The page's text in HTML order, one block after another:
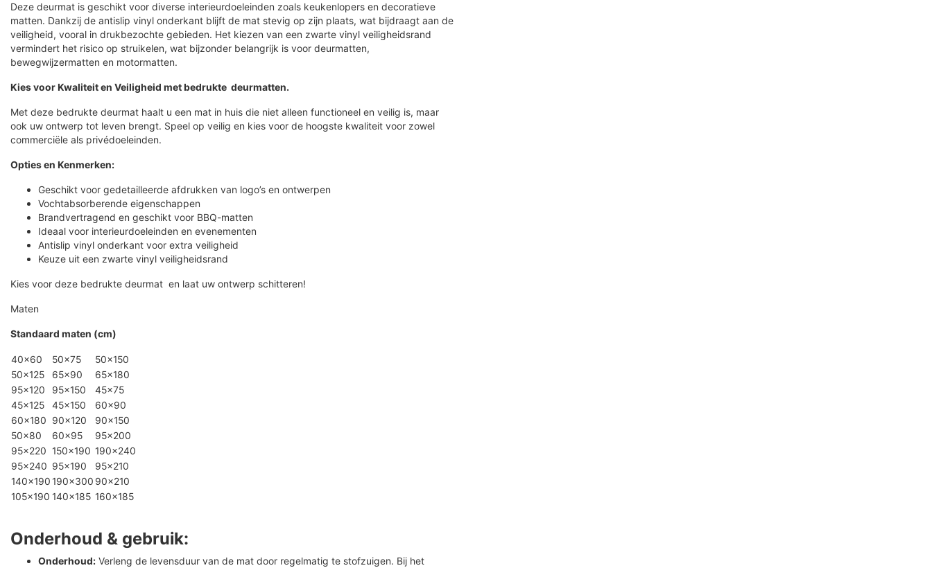
Deze deurmat is geschikt voor diverse interieurdoeleinden zoals keukenlopers en decoratieve
matten. Dankzij de antislip vinyl onderkant blijft de mat stevig op zijn plaats, wat bijdraagt aan de
veiligheid, vooral in drukbezochte gebieden. Het kiezen van een zwarte vinyl veiligheidsrand
vermindert het risico op struikelen, wat bijzonder belangrijk is voor deurmatten,
bewegwijzermatten en motormatten.
Kies voor Kwaliteit en Veiligheid met bedrukte deurmatten.
Met deze bedrukte deurmat haalt u een mat in huis die niet alleen functioneel en veilig is, maar
ook uw ontwerp tot leven brengt. Speel op veilig en kies voor de hoogste kwaliteit voor zowel
commerciële als privédoeleinden.
Opties en Kenmerken:
Geschikt voor gedetailleerde afdrukken van logo’s en ontwerpen
Vochtabsorberende eigenschappen
Brandvertragend en geschikt voor BBQ-matten
Ideaal voor interieurdoeleinden en evenementen
Antislip vinyl onderkant voor extra veiligheid
Keuze uit een zwarte vinyl veiligheidsrand
Kies voor deze bedrukte deurmat en laat uw ontwerp schitteren!
Maten
Standaard maten (cm)
40×60 50×75
50×150
50×125
65×90
65×180
95×120
95×150
45×75
45×125
45×150
60×90
60×180 90×120
90×150
50×80
60×95
95×200
95×220 150×190 190×240
95×240 95×190
95×210
140×190190×300 90×210
105×190 140×185 160×185
Onderhoud & gebruik:
Onderhoud: Verleng de levensduur van de mat door regelmatig te stofzuigen. Bij het